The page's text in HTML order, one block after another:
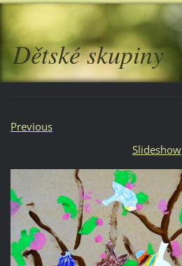
Dětské skupiny
Previous
Slideshow